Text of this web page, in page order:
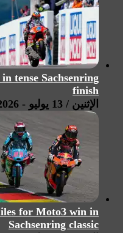
tense Sachsenring
finish
الإثنين / 13 يوليو - 2026 / 1:42 مساءً
for Moto3 win in
Sachsenring classic